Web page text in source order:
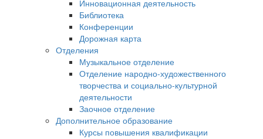
Инновационная деятельность
Библиотека
Конференции
Дорожная карта
Отделения
Музыкальное отделение
Отделение народно-художественного
творчества и социально-культурной
деятельности
Заочное отделение
Дополнительное образование
Курсы повышения квалификации